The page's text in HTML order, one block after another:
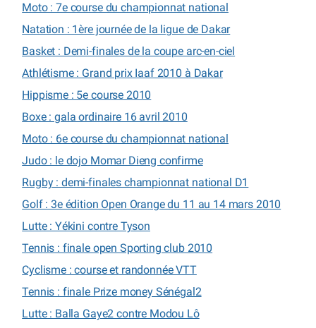
Moto : 7e course du championnat national
Natation : 1ère journée de la ligue de Dakar
Basket : Demi-finales de la coupe arc-en-ciel
Athlétisme : Grand prix Iaaf 2010 à Dakar
Hippisme : 5e course 2010
Boxe : gala ordinaire 16 avril 2010
Moto : 6e course du championnat national
Judo : le dojo Momar Dieng confirme
Rugby : demi-finales championnat national D1
Golf : 3e édition Open Orange du 11 au 14 mars 2010
Lutte : Yékini contre Tyson
Tennis : finale open Sporting club 2010
Cyclisme : course et randonnée VTT
Tennis : finale Prize money Sénégal2
Lutte : Balla Gaye2 contre Modou Lô